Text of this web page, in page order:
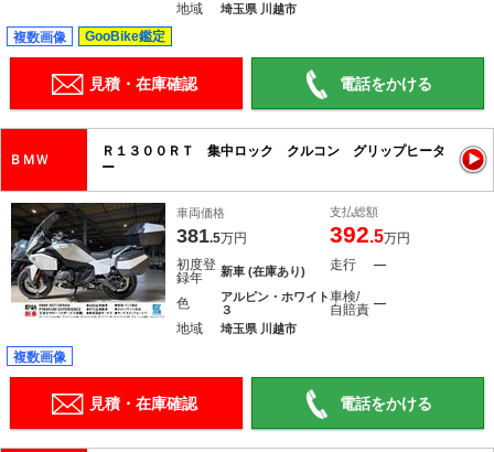
地域 埼玉県 川越市
複数画像 GooBike鑑定
見積・在庫確認 電話をかける
ＢＭＷ
Ｒ１３００ＲＴ 集中ロック クルコン グリップヒータ
ー
車両価格
381.5万円
支払総額
392.5万円
初度登
録年
新車 (在庫あり) 走行 ―
色
アルピン・ホワイト
３
車検/
自賠責 ―
地域 埼玉県 川越市
複数画像
見積・在庫確認 電話をかける